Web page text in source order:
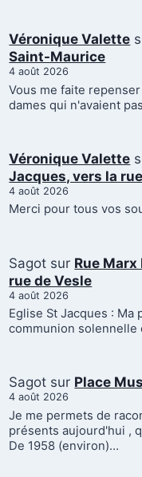
Véronique Valette
Saint-Maurice
4 août 2026
Vous me faite
dames qui n'avaient
Véronique Valette
Jacques, vers la
4 août 2026
Merci pour tous vos
Sagot sur Rue
rue de Vesle
4 août 2026
Eglise St Jacques : Ma
communion solennelle
Sagot sur Place
4 août 2026
Je me permets de
présents aujourd'hui ,
De 1958 (environ)…